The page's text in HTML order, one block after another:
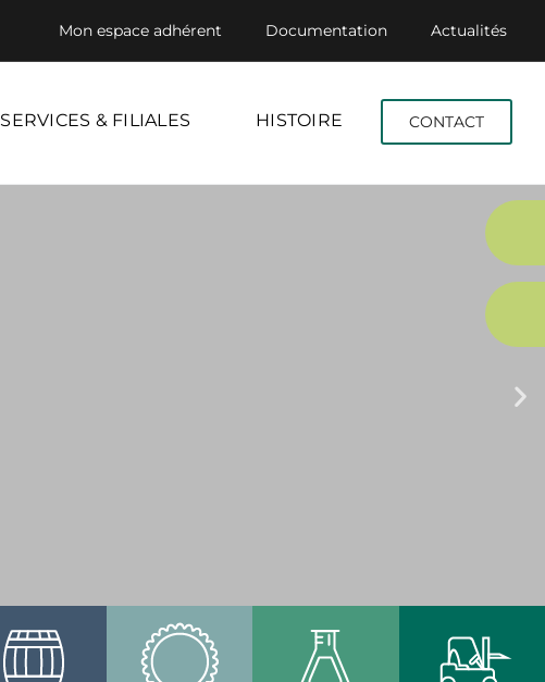
Mon espace adhérent Documentation Actualités
SERVICES & FILIALES HISTOIRE CONTACT